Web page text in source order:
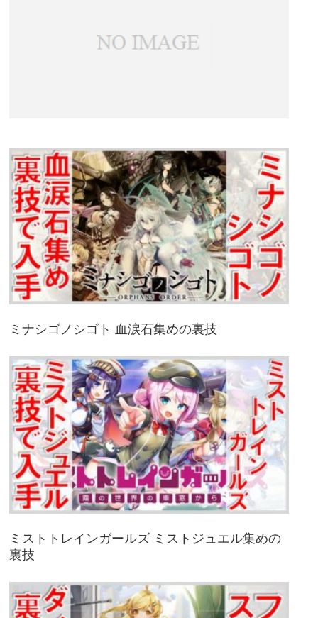
ミナシゴノシゴト 血涙石集めの裏技
ミストトレインガールズ ミストジュエル集めの
裏技